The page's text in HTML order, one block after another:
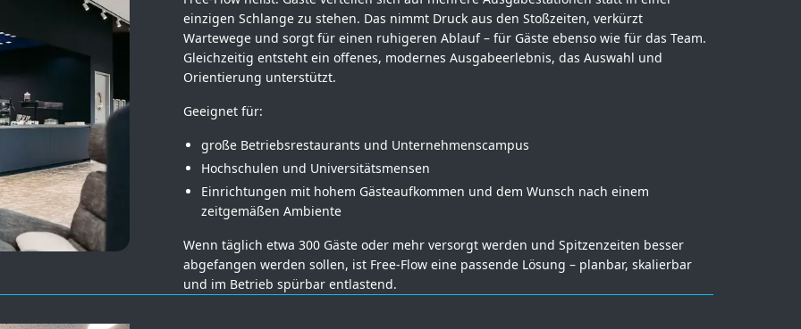
einzigen Schlange zu stehen. Das nimmt Druck aus den Stoßzeiten, verkürzt
Wartewege und sorgt für einen ruhigeren Ablauf – für Gäste ebenso wie für das Team.
Gleichzeitig entsteht ein offenes, modernes Ausgabeerlebnis, das Auswahl und
Orientierung unterstützt.
Geeignet für:
große Betriebsrestaurants und Unternehmenscampus
Hochschulen und Universitätsmensen
Einrichtungen mit hohem Gästeaufkommen und dem Wunsch nach einem
zeitgemäßen Ambiente
Wenn täglich etwa 300 Gäste oder mehr versorgt werden und Spitzenzeiten besser
abgefangen werden sollen, ist Free-Flow eine passende Lösung – planbar, skalierbar
und im Betrieb spürbar entlastend.